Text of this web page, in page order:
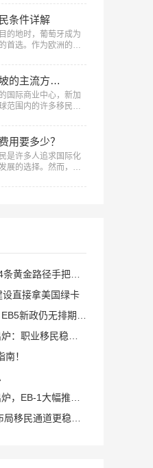
体检，...…
投资移民申请正式绿
一系列条件，那么美
请正式绿卡要什么条
国际将详细介绍美国
的相关条件，希望能
条件详解
的地时，葡萄牙成为
首选。作为欧洲的一
文化和历史遗产以及
量吸引着全世界的目
美福国际为您带来葡
详解，帮助读者更好
现葡萄牙移民梦想。
移民新加坡的主流方式汇总
国际商业中心，新加
范围内的许多移民。
、投资者和创业者，
期居民的比较佳选择
福国际将对移民新加
汇总，涵盖了各种途
…
用要多少？
是许多人追求国际化
展的选择。然而，在
常重要的。本文中，
黄金路径手把手
直接拿美国绿卡
新政仍无排期！
：职业移民稳步
！
，EB-1大幅推
移民通道更稳定